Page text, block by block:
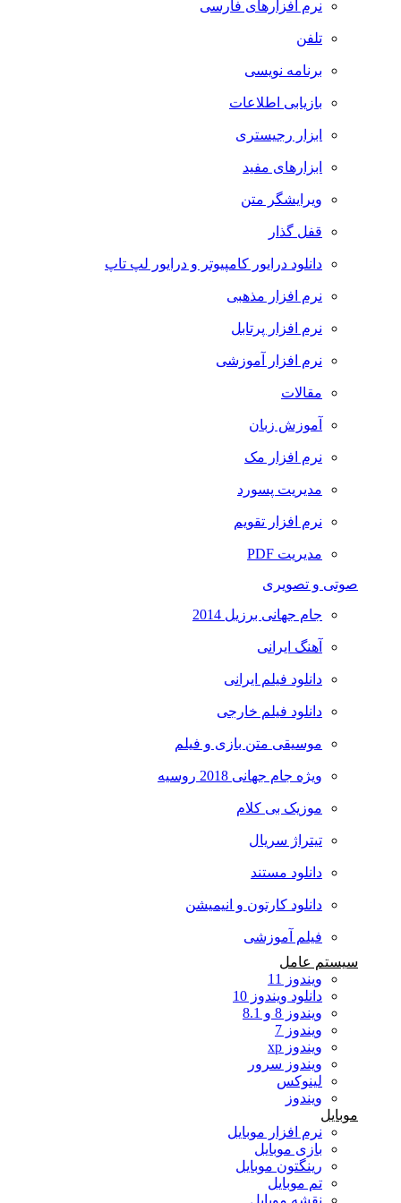
نرم افزارهای فارسی
تلفن
برنامه نویسی
بازیابی اطلاعات
ابزار رجیستری
ابزارهای مفید
ویرایشگر متن
قفل گذار
دانلود درایور کامپیوتر و درایور لپ تاپ
نرم افزار مذهبی
نرم افزار پرتابل
نرم افزار آموزشی
مقالات
آموزش زبان
نرم افزار مک
مدیریت پسورد
نرم افزار تقویم
مدیریت PDF
صوتی و تصویری
جام جهانی برزیل 2014
آهنگ ایرانی
دانلود فیلم ایرانی
دانلود فیلم خارجی
موسیقی متن بازی و فیلم
ویژه جام جهانی 2018 روسیه
موزیک بی کلام
تیتراژ سریال
دانلود مستند
دانلود کارتون و انیمیشن
فیلم آموزشی
سیستم عامل
ویندوز 11
دانلود ویندوز 10
ویندوز 8 و 8.1
ویندوز 7
ویندوز xp
ویندوز سرور
لینوکس
ویندوز
موبایل
نرم افزار موبایل
بازی موبایل
رینگتون موبایل
تم موبایل
نقشه موبایل